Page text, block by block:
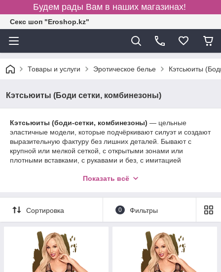
Будем рады Вам в наших магазинах!
Секс шоп "Eroshop.kz"
Товары и услуги Эротическое белье Кэтсьюиты
Кэтсьюиты (Боди сетки, комбинезоны)
Кэтсьюиты (боди-сетки, комбинезоны) — цельные
эластичные модели, которые подчёркивают силуэт и создают
выразительную фактуру без лишних деталей. Бывают с
крупной или мелкой сеткой, с открытыми зонами или
плотными вставками, с рукавами и без, с имитацией
микрофибра) тянутся по фигуре и равномерно
ориентироваться на рост — так посадка будет аккуратной по
длине корпуса и ног. При выборе учитывайте рисунок и
«прозрачность» полотна, высоту горловины, тип ластовицы и
деликатная стирка в прохладной воде, без отбеливателей и
агрессивных средств; не выкручивать, не сушить в машине;
полностью высушите и храните в сложенном виде, чтобы
сохранить упругость полотна.
Показать всё
Сортировка 0 Фильтры